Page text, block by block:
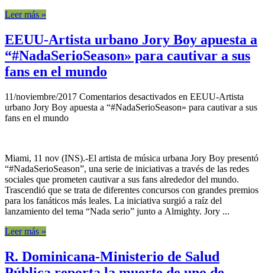
Leer más »
EEUU-Artista urbano Jory Boy apuesta a
“#NadaSerioSeason» para cautivar a sus
fans en el mundo
11/noviembre/2017 Comentarios desactivados en EEUU-Artista
urbano Jory Boy apuesta a “#NadaSerioSeason» para cautivar a sus
fans en el mundo
Miami, 11 nov (INS).-El artista de música urbana Jory Boy presentó
“#NadaSerioSeason”, una serie de iniciativas a través de las redes
sociales que prometen cautivar a sus fans alrededor del mundo.
Trascendió que se trata de diferentes concursos con grandes premios
para los fanáticos más leales. La iniciativa surgió a raíz del
lanzamiento del tema “Nada serio” junto a Almighty. Jory ...
Leer más »
R. Dominicana-Ministerio de Salud